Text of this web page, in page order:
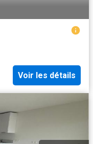
Voir les détails